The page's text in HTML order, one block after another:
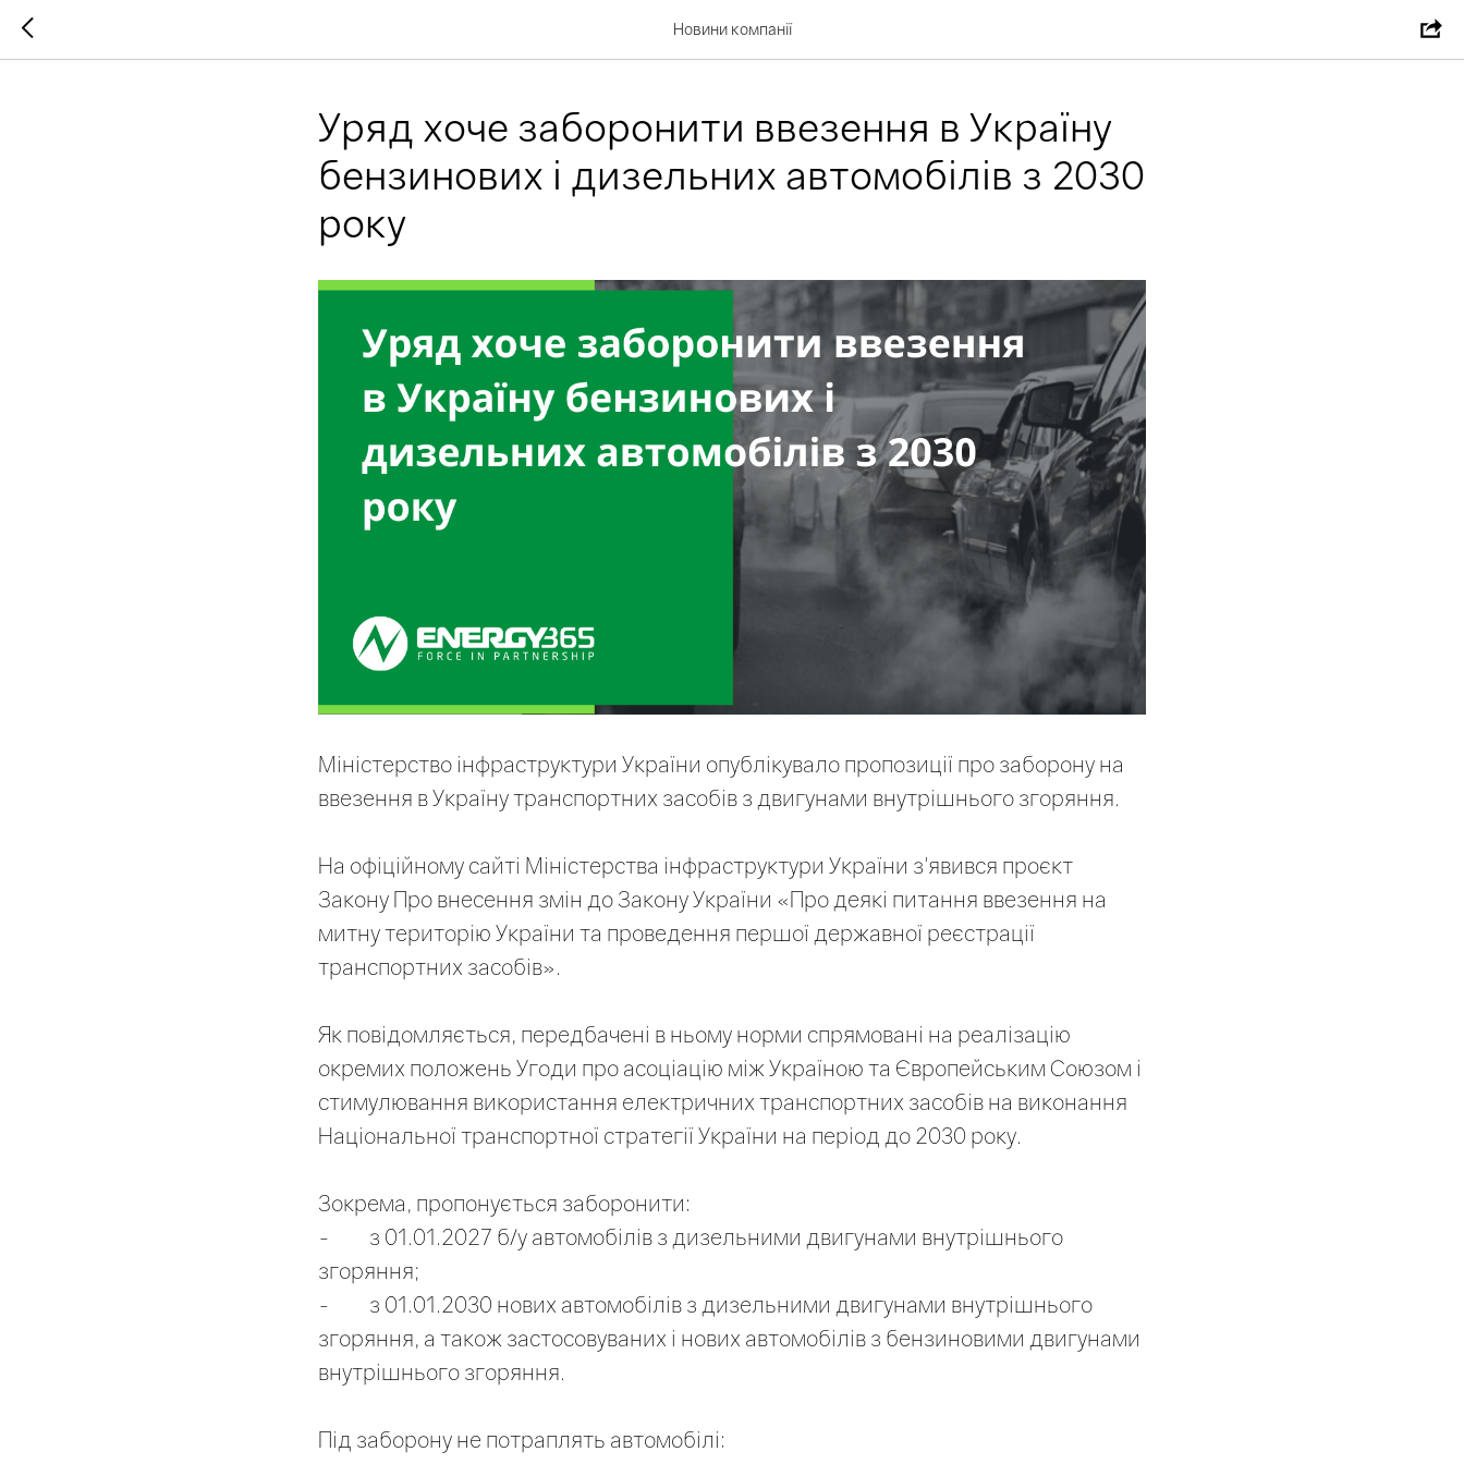
Новини компанії
Уряд хоче заборонити ввезення в Україну
бензинових і дизельних автомобілів з 2030
року
Міністерство інфраструктури України опублікувало пропозиції про заборону на
ввезення в Україну транспортних засобів з двигунами внутрішнього згоряння.
На офіційному сайті Міністерства інфраструктури України з'явився проєкт
Закону Про внесення змін до Закону України «Про деякі питання ввезення на
митну територію України та проведення першої державної реєстрації
транспортних засобів».
Як повідомляється, передбачені в ньому норми спрямовані на реалізацію
окремих положень Угоди про асоціацію між Україною та Європейським Союзом і
стимулювання використання електричних транспортних засобів на виконання
Національної транспортної стратегії України на період до 2030 року.
Зокрема, пропонується заборонити:
- з 01.01.2027 б/у автомобілів з дизельними двигунами внутрішнього
згоряння;
- з 01.01.2030 нових автомобілів з дизельними двигунами внутрішнього
згоряння, а також застосовуваних і нових автомобілів з бензиновими двигунами
внутрішнього згоряння.
Під заборону не потраплять автомобілі: